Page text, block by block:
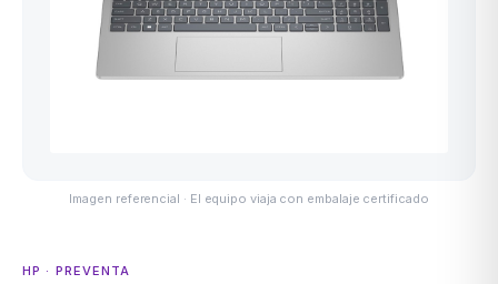
Imagen referencial · El equipo viaja con embalaje certificado
HP · PREVENTA